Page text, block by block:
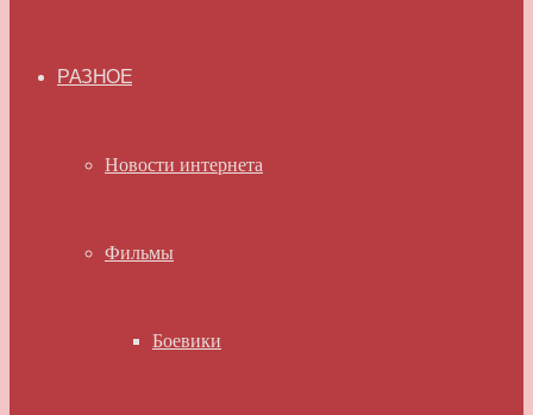
РАЗНОЕ
Новости интернета
Фильмы
Боевики